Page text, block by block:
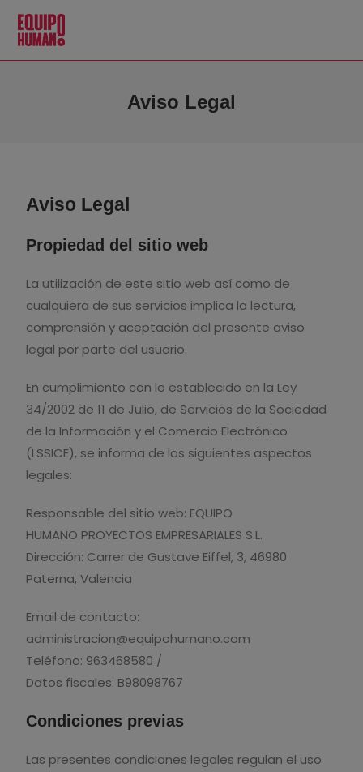
Aviso Legal
Aviso Legal
Propiedad del sitio web
La utilización de este sitio web así como de
cualquiera de sus servicios implica la lectura,
comprensión y aceptación del presente aviso
legal por parte del usuario.
En cumplimiento con lo establecido en la Ley
34/2002 de 11 de Julio, de Servicios de la Sociedad
de la Información y el Comercio Electrónico
(LSSICE), se informa de los siguientes aspectos
legales:
Responsable del sitio web: EQUIPO
HUMANO PROYECTOS EMPRESARIALES S.L.
Dirección: Carrer de Gustave Eiffel, 3, 46980
Paterna, Valencia
Email de contacto:
administracion@equipohumano.com
Teléfono: 963468580 /
Datos fiscales: B98098767
Condiciones previas
Las presentes condiciones legales regulan el uso